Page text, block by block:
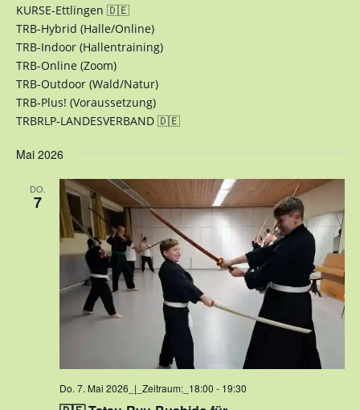
KURSE-Ettlingen 🇩🇪
TRB-Hybrid (Halle/Online)
TRB-Indoor (Hallentraining)
TRB-Online (Zoom)
TRB-Outdoor (Wald/Natur)
TRB-Plus! (Voraussetzung)
TRBRLP-LANDESVERBAND 🇩🇪
Mai 2026
DO.
7
Do. 7. Mai 2026_|_Zeitraum:_18:00 - 19:30